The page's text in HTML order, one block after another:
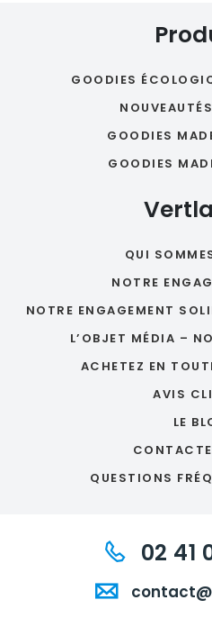
GOODIES
GOODIES
GOODIES
QUI
NOTRE
NOTRE ENGAGEMENT
L’OBJET MÉDIA –
ACHETEZ EN
AVIS
LE
QUESTIONS
02 41